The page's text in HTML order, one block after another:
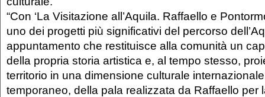
“Con ‘La Visitazione all’Aquila. Raffaello e
uno dei progetti più significativi del percorso
appuntamento che restituisce alla comunità un
della propria storia artistica e, al tempo stesso,
territorio in una dimensione culturale
temporaneo, della pala realizzata da Raffaello per